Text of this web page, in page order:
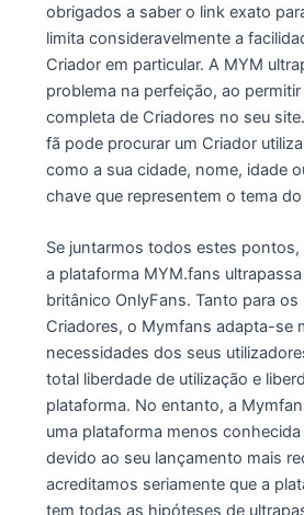
obrigados a saber o link exato
limita consideravelmente a
Criador em particular. A MYM
problema na perfeição, ao
completa de Criadores no seu
fã pode procurar um Criador
como a sua cidade, nome, idade
chave que representem o tema do
Se juntarmos todos estes
a plataforma MYM.fans
britânico OnlyFans. Tanto para
Criadores, o Mymfans adapta-se
necessidades dos seus
total liberdade de utilização e
plataforma. No entanto, a
uma plataforma menos
devido ao seu lançamento mais
acreditamos seriamente que a
tem todas as hipóteses de